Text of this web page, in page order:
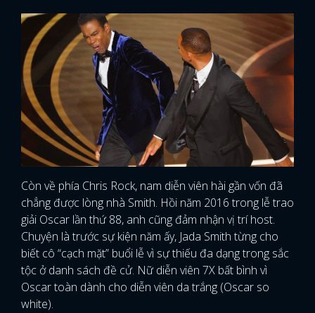
Còn về phía Chris Rock, nam diễn viên hài gần vốn đã
chẳng được lòng nhà Smith. Hồi năm 2016 trong lễ trao
giải Oscar lần thứ 88, anh cũng đảm nhận vị trí host.
Chuyện là trước sự kiện năm ấy, Jada Smith từng cho
biết cô “cạch mặt” buổi lễ vì sự thiếu đa dạng trong sắc
tộc ở danh sách đề cử. Nữ diễn viên 7X bất bình vì
Oscar toàn dành cho diễn viên da trắng (Oscar so
white).